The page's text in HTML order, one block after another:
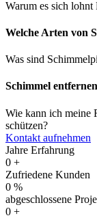
Warum es sich lohnt
Welche Arten von
Was sind
Schimmel
Wie kann ich meine
schützen?
Kontakt aufnehmen
Jahre Erfahrung
0 +
Zufriedene Kunden
0 %
abgeschlossene
0 +